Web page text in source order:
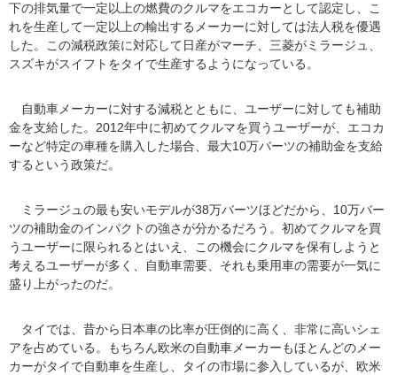
下の排気量で一定以上の燃費のクルマをエコカーとして認定し、こ
れを生産して一定以上の輸出するメーカーに対しては法人税を優遇
した。この減税政策に対応して日産がマーチ、三菱がミラージュ、
スズキがスイフトをタイで生産するようになっている。
自動車メーカーに対する減税とともに、ユーザーに対しても補助
金を支給した。2012年中に初めてクルマを買うユーザーが、エコカ
ーなど特定の車種を購入した場合、最大10万バーツの補助金を支給
するという政策だ。
ミラージュの最も安いモデルが38万バーツほどだから、10万バー
ツの補助金のインパクトの強さが分かるだろう。初めてクルマを買
うユーザーに限られるとはいえ、この機会にクルマを保有しようと
考えるユーザーが多く、自動車需要、それも乗用車の需要が一気に
盛り上がったのだ。
タイでは、昔から日本車の比率が圧倒的に高く、非常に高いシェ
アを占めている。もちろん欧米の自動車メーカーもほとんどのメー
カーがタイで自動車を生産し、タイの市場に参入しているが、欧米